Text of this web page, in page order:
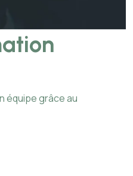
équipe grâce au